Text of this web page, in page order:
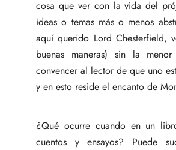
cosa que ver con la vida del
ideas o temas más o menos
aquí querido Lord Chesterfield,
buenas maneras) sin la
convencer al lector de que uno
y en esto reside el encanto de
¿Qué ocurre cuando en un
cuentos y ensayos? Puede